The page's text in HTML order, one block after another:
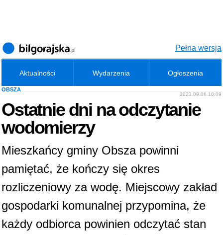
Pełna wersja
Aktualności Wydarzenia Ogłoszenia
OBSZA
2023.09.06 10:09
Ostatnie dni na odczytanie
wodomierzy
Mieszkańcy gminy Obsza powinni
pamiętać, że kończy się okres
rozliczeniowy za wodę. Miejscowy zakład
gospodarki komunalnej przypomina, że
każdy odbiorca powinien odczytać stan